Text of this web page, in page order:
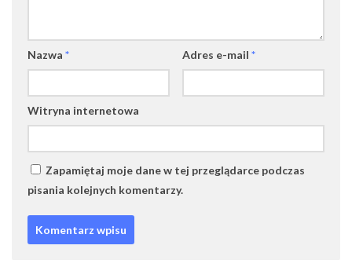
Nazwa * Adres e-mail *
Witryna internetowa
Zapamiętaj moje dane w tej przeglądarce podczas
pisania kolejnych komentarzy.